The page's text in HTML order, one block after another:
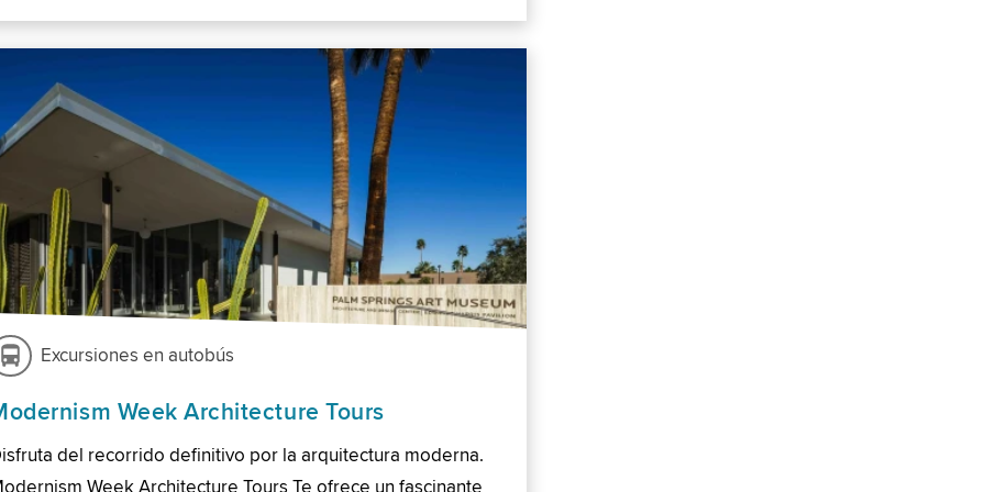
Excursiones en autobús
Week Architecture Tours
del recorrido definitivo por la arquitectura moderna.
Week Architecture Tours Te ofrece un fascinante